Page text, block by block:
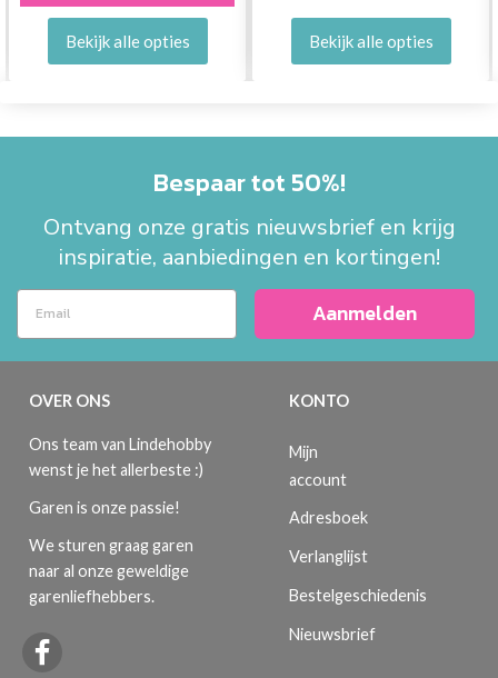
Bekijk alle opties Bekijk alle opties
Bespaar tot 50%!
Ontvang onze gratis nieuwsbrief en krijg
inspiratie, aanbiedingen en kortingen!
Aanmelden
OVER ONS
Ons team van Lindehobby
wenst je het allerbeste :)
Garen is onze passie!
We sturen graag garen
naar al onze geweldige
garenliefhebbers.
KONTO
Mijn
account
Adresboek
Verlanglijst
Bestelgeschiedenis
Nieuwsbrief